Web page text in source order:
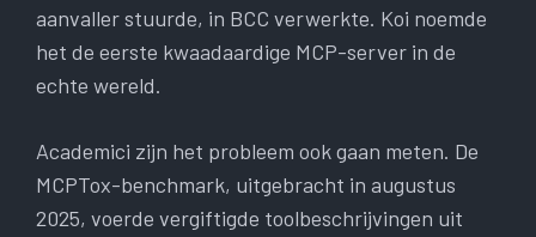
aanvaller stuurde, in BCC verwerkte. Koi noemde
het de eerste kwaadaardige MCP-server in de
echte wereld.
Academici zijn het probleem ook gaan meten. De
MCPTox-benchmark, uitgebracht in augustus
2025, voerde vergiftigde toolbeschrijvingen uit